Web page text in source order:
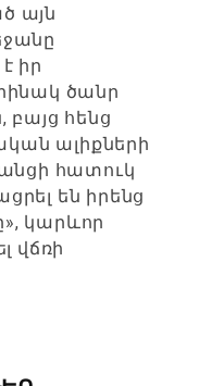
այն
իր
ծանր
բայց հենց
ալիքների
հատուկ
են իրենց
կարևոր
վճռի